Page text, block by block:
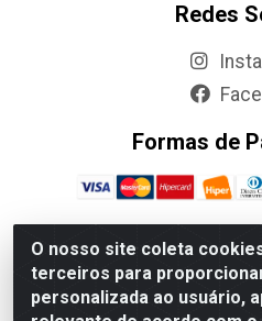
O nosso site coleta
terceiros para
personalizada ao usuário,
Redes
Formas de
Jumbo Alimentos Cascavel -
Santos Dumont, Cascavel-